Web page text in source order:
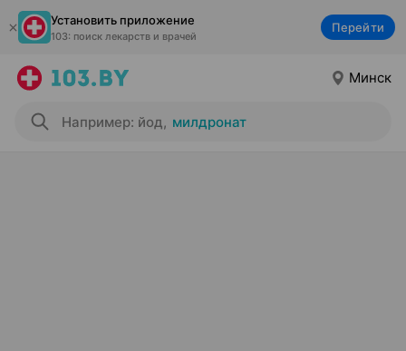
Установить приложение
103: поиск лекарств и врачей
Перейти
Минск
Например: йод, милдронат